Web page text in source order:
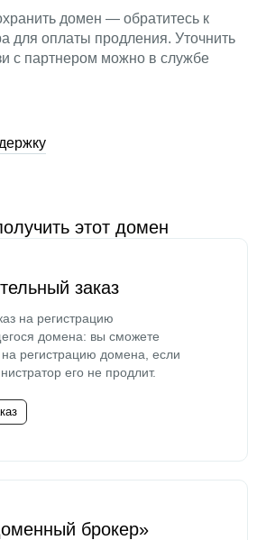
домен — обратитесь к
для оплаты продления. Уточнить
с партнером можно в службе
этот домен
заказ
на регистрацию
домена: вы сможете
на регистрацию домена, если
его не продлит.
брокер»